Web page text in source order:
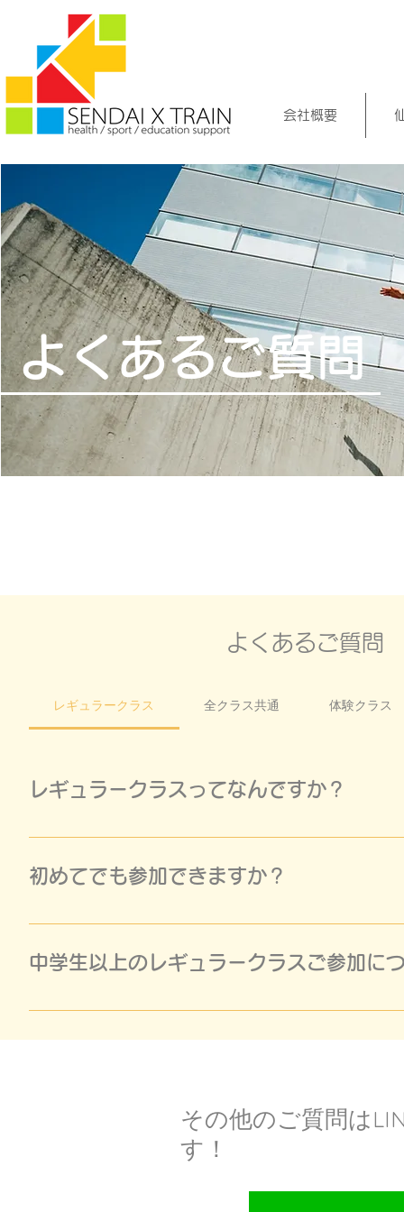
会社概要
よくあるご質問
よくあるご質問
レギュラークラス 全クラス共通 体験クラス
レギュラークラスってなんですか？
障害物を使って新たな課題や体の動かし方を通
初めてでも参加できますか？
チャレンジクラスは、初めての方はご参加頂け
中学生以上のレギュラークラスご参加に
中学生以上の受講方法は小学生と異なり、体験
その他のご質問は
す！